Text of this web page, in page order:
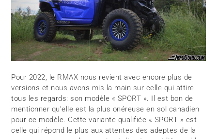
Pour 2022, le RMAX nous revient avec encore plus de
versions et nous avons mis la main sur celle qui attire
tous les regards: son modèle « SPORT ». Il est bon de
mentionner qu’elle est la plus onéreuse en sol canadien
pour ce modèle. Cette variante qualifiée « SPORT » est
celle qui répond le plus aux attentes des adeptes de la